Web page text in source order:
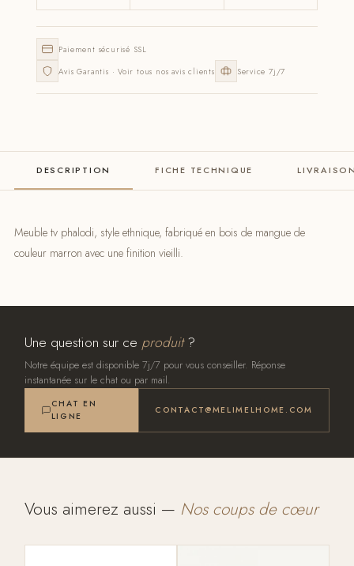
Paiement sécurisé SSL
Avis Garantis · Voir tous nos avis clients
Service 7j/7
DESCRIPTION FICHE TECHNIQUE
Meuble tv phalodi, style ethnique, fabriqué en bois de mangue de
couleur marron avec une finition vieilli.
Une question sur ce produit?
Notre équipe est disponible 7j/7 pour vous conseiller. Réponse
instantanée sur le chat ou par mail.
CHAT EN
LIGNE
CONTACT@MELIMELHOME.COM
Vous aimerez aussi — Nos coups de cœur